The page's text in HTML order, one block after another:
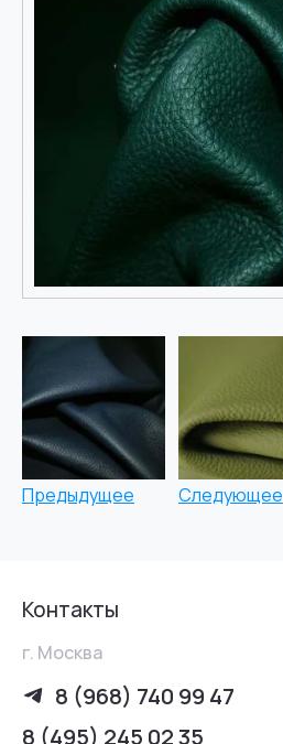
Предыдущее Следующее
Контакты
г. Москва
8 (968) 740 99 47
8 (495) 245 02 35